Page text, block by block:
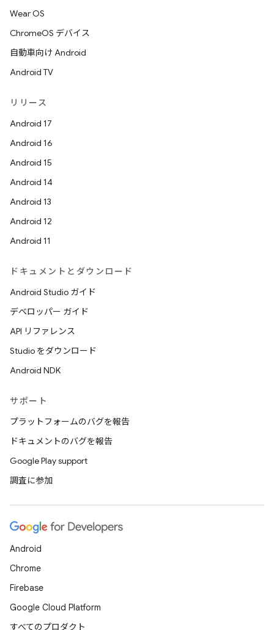
Wear OS
ChromeOS デバイス
自動車向け Android
Android TV
リリース
Android 17
Android 16
Android 15
Android 14
Android 13
Android 12
Android 11
ドキュメントとダウンロード
Android Studio ガイド
デベロッパー ガイド
API リファレンス
Studio をダウンロード
Android NDK
サポート
プラットフォームのバグを報告
ドキュメントのバグを報告
Google Play support
調査に参加
Android
Chrome
Firebase
Google Cloud Platform
すべてのプロダクト